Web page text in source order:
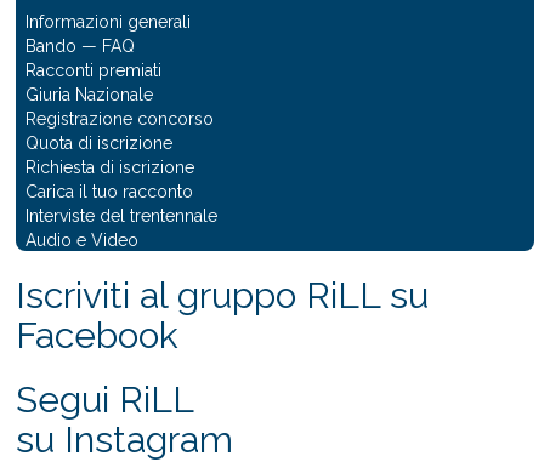
Informazioni generali
Bando — FAQ
Racconti premiati
Giuria Nazionale
Registrazione concorso
Quota di iscrizione
Richiesta di iscrizione
Carica il tuo racconto
Interviste del trentennale
Audio e Video
Iscriviti al gruppo RiLL su
Facebook
Segui RiLL
su Instagram